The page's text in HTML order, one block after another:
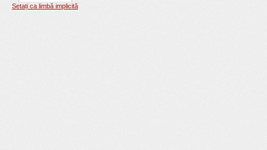
Setați ca limbă implicită